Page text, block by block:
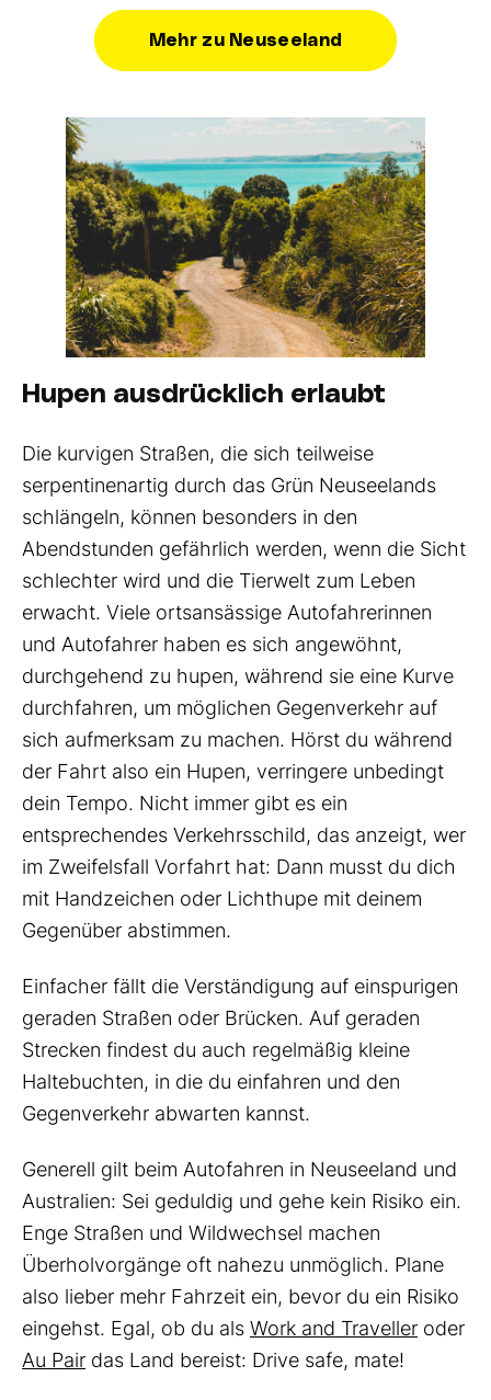
Mehr zu Neuseeland
Hupen ausdrücklich erlaubt
Die kurvigen Straßen, die sich teilweise
serpentinenartig durch das Grün Neuseelands
schlängeln, können besonders in den
Abendstunden gefährlich werden, wenn die Sicht
schlechter wird und die Tierwelt zum Leben
erwacht. Viele ortsansässige Autofahrerinnen
und Autofahrer haben es sich angewöhnt,
durchgehend zu hupen, während sie eine Kurve
durchfahren, um möglichen Gegenverkehr auf
sich aufmerksam zu machen. Hörst du während
der Fahrt also ein Hupen, verringere unbedingt
dein Tempo. Nicht immer gibt es ein
entsprechendes Verkehrsschild, das anzeigt, wer
im Zweifelsfall Vorfahrt hat: Dann musst du dich
mit Handzeichen oder Lichthupe mit deinem
Gegenüber abstimmen.
Einfacher fällt die Verständigung auf einspurigen
geraden Straßen oder Brücken. Auf geraden
Strecken findest du auch regelmäßig kleine
Haltebuchten, in die du einfahren und den
Gegenverkehr abwarten kannst.
Generell gilt beim Autofahren in Neuseeland und
Australien: Sei geduldig und gehe kein Risiko ein.
Enge Straßen und Wildwechsel machen
Überholvorgänge oft nahezu unmöglich. Plane
also lieber mehr Fahrzeit ein, bevor du ein Risiko
eingehst. Egal, ob du als Work and Traveller oder
Au Pair das Land bereist: Drive safe, mate!